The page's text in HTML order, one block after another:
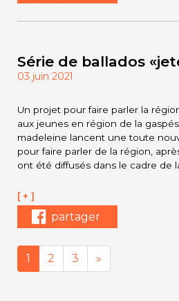
Série de ballados
03 juin 2021
Un projet pour faire parler la
aux jeunes en région de la
madeleine lancent une toute
pour faire parler de la région,
ont été diffusés dans le cadre de
[ + ]
partager
1 2 3 »